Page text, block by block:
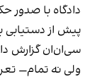
دادگاه با صدور
پیش از دستیابی
سی‌ان‌ان گزارش
ولی نه تمام—